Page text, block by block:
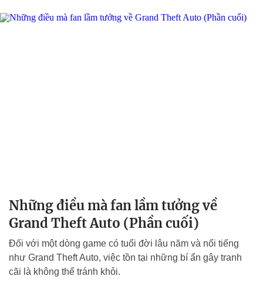
Những điều mà fan lầm tưởng về
Grand Theft Auto (Phần cuối)
Đối với một dòng game có tuổi đời lâu năm và nổi tiếng
như Grand Theft Auto, việc tồn tại những bí ẩn gây tranh
cãi là không thể tránh khỏi.